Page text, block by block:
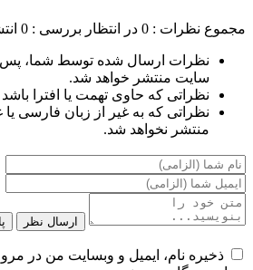
مجموع نظرات : 0 در انتظار بررسی : 0
نظرات ارسال شده توسط شما، پس
سایت منتشر خواهد شد.
نظراتی که حاوی تهمت یا افترا
نظراتی که به غیر از زبان فارسی یا
منتشر نخواهد شد.
ارسال نظر
ذخیره نام، ایمیل و وبسایت من در